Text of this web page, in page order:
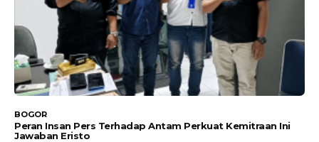
BOGOR
Peran Insan Pers Terhadap Antam Perkuat Kemitraan Ini
Jawaban Eristo